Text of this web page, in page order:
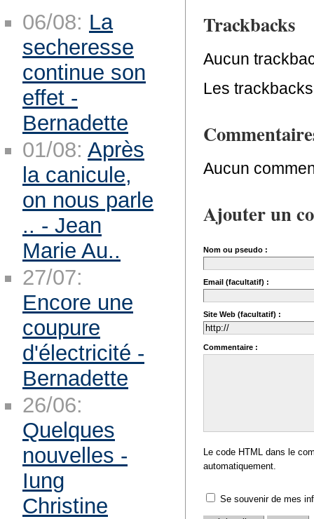
Trackbacks
Aucun
Les
Aucun
Ajouter un
Nom ou pseudo :
Email (facultatif) :
Site Web (facultatif) :
Commentaire :
Le code HTML dans le
automatiquement.
Se souvenir de mes
06/08: La
secheresse
continue son
effet -
Bernadette
01/08: Après
la canicule,
on nous parle
.. - Jean
Marie Au..
27/07:
Encore une
coupure
d'électricité -
Bernadette
26/06:
Quelques
nouvelles -
Iung
Christine